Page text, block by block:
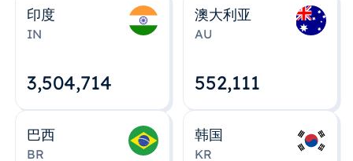
印度
IN
3,504,715
澳大利亚
AU
552,112
巴西
BR
韩国
KR